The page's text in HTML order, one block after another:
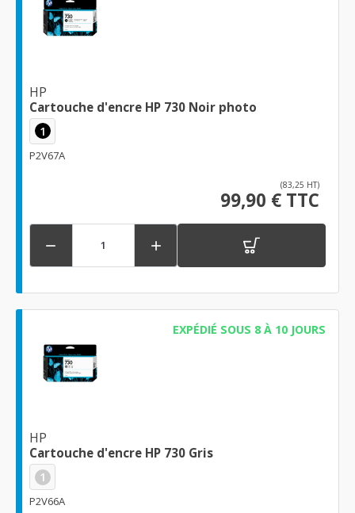
HP
Cartouche d'encre HP 730 Noir photo
1
P2V67A
(83,25 HT)
99,90 € TTC
 
EXPÉDIÉ SOUS 8 À 10 JOURS
HP
Cartouche d'encre HP 730 Gris
1
P2V66A